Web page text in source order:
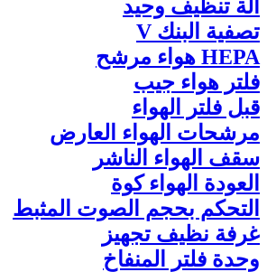
آلة تنظيف وحيد
تصفية البنك V
HEPA هواء مرشح
فلتر هواء جيب
قبل فلتر الهواء
مرشحات الهواء العارض
سقف الهواء الناشر
العودة الهواء كوة
التحكم بحجم الصوت المثبط
غرفة نظيف تجهيز
وحدة فلتر المنفاخ